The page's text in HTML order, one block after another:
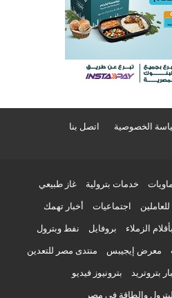
الخصوصية اتصل بنا
خدمات بترولية غاز طبيعي
اجتماعيات أخبار تهمك
بأقلام الزملاء بروفايل نفط وبترول
معرض إيجيبس منتدى مصر للتعدين
بتروتريد بترونيوز فيديو
والطاقة في مصر